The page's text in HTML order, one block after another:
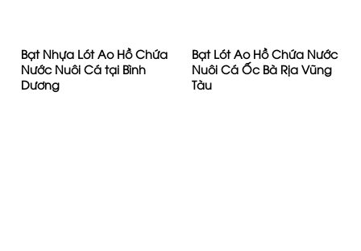
Bạt Nhựa Lót Ao Hồ Chứa
Nước Nuôi Cá tại Bình
Dương
Bạt Lót Ao Hồ Chứa Nước
Nuôi Cá Ốc Bà Rịa Vũng
Tàu